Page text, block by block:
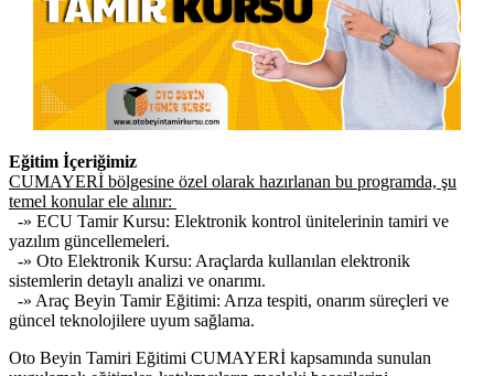
Eğitim İçeriğimiz
CUMAYERİ bölgesine özel olarak hazırlanan bu programda, şu
temel konular ele alınır:
-» ECU Tamir Kursu: Elektronik kontrol ünitelerinin tamiri ve
yazılım güncellemeleri.
-» Oto Elektronik Kursu: Araçlarda kullanılan elektronik
sistemlerin detaylı analizi ve onarımı.
-» Araç Beyin Tamir Eğitimi: Arıza tespiti, onarım süreçleri ve
güncel teknolojilere uyum sağlama.
Oto Beyin Tamiri Eğitimi CUMAYERİ kapsamında sunulan